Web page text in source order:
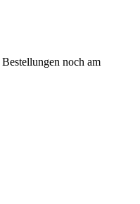
noch am